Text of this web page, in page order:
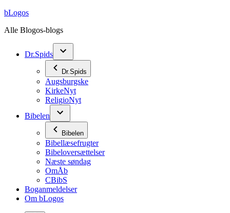
Videre
indhold
bLogos
Alle Blogos-blogs
Dr.Spids
Dr.Spids
Augsburgske
KirkeNyt
ReligioNyt
Bibelen
Bibelen
Bibellæsefrugter
Bibeloversættelser
Næste søndag
OmÅb
CBibS
Boganmeldelser
Om bLogos